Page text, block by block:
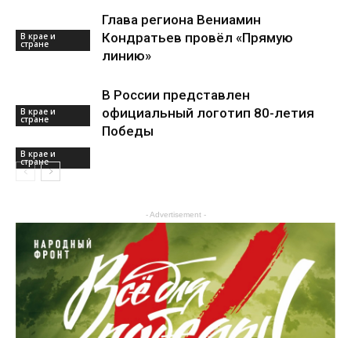
В крае и
стране
В крае и
стране
Глава региона Вениамин
Кондратьев провёл «Прямую
линию»
В крае и
стране
В России представлен
официальный логотип 80-летия
Победы
- Advertisement -